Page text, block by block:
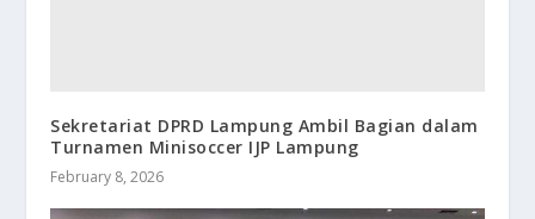
Sekretariat DPRD Lampung Ambil Bagian dalam
Turnamen Minisoccer IJP Lampung
February 8, 2026